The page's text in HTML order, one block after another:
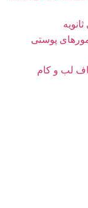
پوستی
لب و کام